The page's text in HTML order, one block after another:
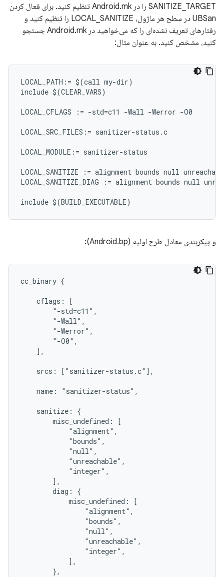
SANITIZE_TARGET را در Android.mk تنظیم کنید. برای فعال کردن
UBSan در سطح هر ماژول، LOCAL_SANITIZE را تنظیم کنید و
رفتارهای تعریف نشده‌ای را که می‌خواهید در Android.mk جستجو
کنید، مشخص کنید. به عنوان مثال:
LOCAL_PATH:= $(call my-dir)
include $(CLEAR_VARS)
LOCAL_CFLAGS := -std=c11 -Wall -Werror -O0
LOCAL_SRC_FILES:= sanitizer-status.c
LOCAL_MODULE:= sanitizer-status
LOCAL_SANITIZE := alignment bounds null
LOCAL_SANITIZE_DIAG := alignment bounds null
و پیکربندی معادل طرح اولیه (Android.bp):
cc_binary {
    cflags: [
        "-std=c11",
        "-Wall",
        "-Werror",
        "-O0",
    ],
    srcs: ["sanitizer-status.c"],
    name: "sanitizer-status",
    sanitize: {
        misc_undefined: [
            "alignment",
            "bounds",
            "null",
            "unreachable",
            "integer",
        ],
        diag: {
            misc_undefined: [
                "alignment",
                "bounds",
                "null",
                "unreachable",
                "integer",
            ],
        },